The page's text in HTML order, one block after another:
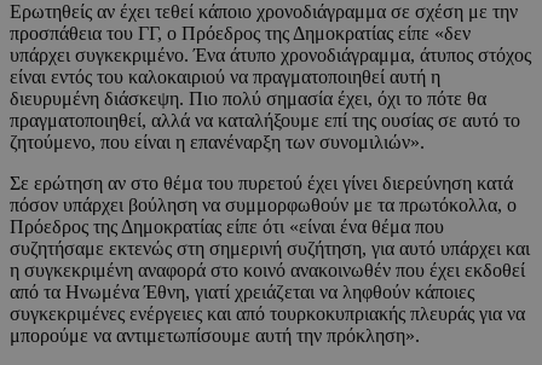
Ερωτηθείς αν έχει τεθεί κάποιο χρονοδιάγραμμα σε σχέση με την
προσπάθεια του ΓΓ, ο Πρόεδρος της Δημοκρατίας είπε «δεν
υπάρχει συγκεκριμένο. Ένα άτυπο χρονοδιάγραμμα, άτυπος στόχος
είναι εντός του καλοκαιριού να πραγματοποιηθεί αυτή η
διευρυμένη διάσκεψη. Πιο πολύ σημασία έχει, όχι το πότε θα
πραγματοποιηθεί, αλλά να καταλήξουμε επί της ουσίας σε αυτό το
ζητούμενο, που είναι η επανέναρξη των συνομιλιών».
Σε ερώτηση αν στο θέμα του πυρετού έχει γίνει διερεύνηση κατά
πόσον υπάρχει βούληση να συμμορφωθούν με τα πρωτόκολλα, ο
Πρόεδρος της Δημοκρατίας είπε ότι «είναι ένα θέμα που
συζητήσαμε εκτενώς στη σημερινή συζήτηση, για αυτό υπάρχει και
η συγκεκριμένη αναφορά στο κοινό ανακοινωθέν που έχει εκδοθεί
από τα Ηνωμένα Έθνη, γιατί χρειάζεται να ληφθούν κάποιες
συγκεκριμένες ενέργειες και από τουρκοκυπριακής πλευράς για να
μπορούμε να αντιμετωπίσουμε αυτή την πρόκληση».